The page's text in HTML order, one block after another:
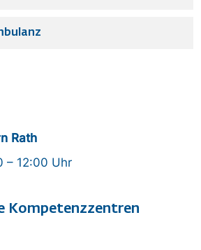
Rath
Uhr
Kompetenzzentren